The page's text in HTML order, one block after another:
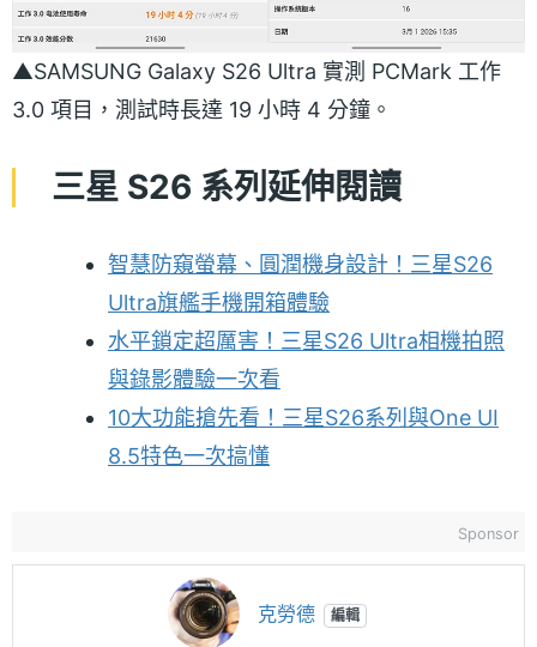
▲SAMSUNG Galaxy S26 Ultra 實測 PCMark 工作
3.0 項目，測試時長達 19 小時 4 分鐘。
三星 S26 系列延伸閱讀
智慧防窺螢幕、圓潤機身設計！三星S26
Ultra旗艦手機開箱體驗
水平鎖定超厲害！三星S26 Ultra相機拍照
與錄影體驗一次看
10大功能搶先看！三星S26系列與One UI
8.5特色一次搞懂
Sponsor
克勞德 編輯